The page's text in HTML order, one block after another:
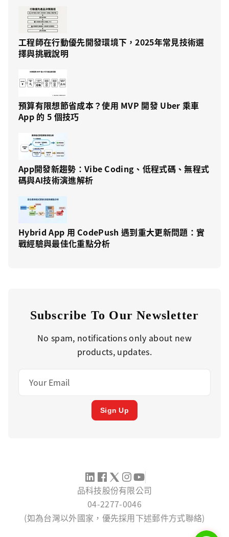
工程師在行動優先開發環境下，2025年常見技術選
擇與挑戰說明
預算有限想節省成本？使用 MVP 開發 Uber 乘車
App 的 5 個技巧
App開發新趨勢：Vibe Coding、低程式碼、無程式
碼與AI技術演進解析
Hybrid App 用 CodePush 遇到重大更新問題：實
戰經驗與最佳化重點分析
Subscribe To Our Newsletter
No spam, notifications only about new
products, updates.
Sign Up
品科技股份有限公司
04-2277-0046
(如為台灣以外國家，優先採用下述郵件方式聯絡)